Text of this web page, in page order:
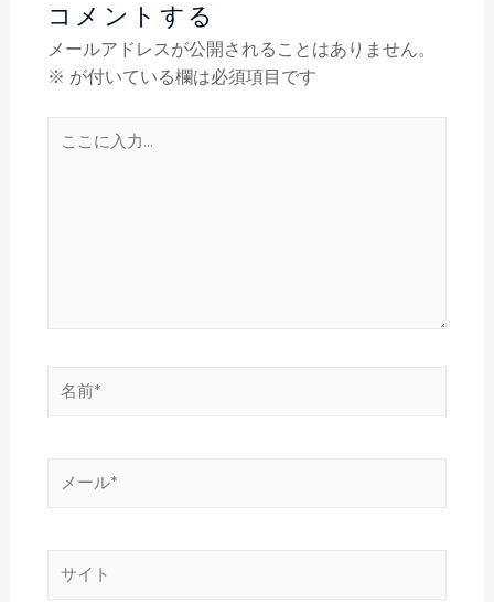
コメントする
メールアドレスが公開されることはありません。
※ が付いている欄は必須項目です